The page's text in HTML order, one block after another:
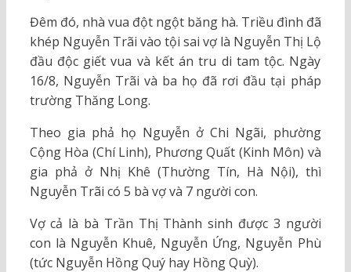
Đêm đó, nhà vua đột ngột băng hà. Triều đình đã
khép Nguyễn Trãi vào tội sai vợ là Nguyễn Thị Lộ
đầu độc giết vua và kết án tru di tam tộc. Ngày
16/8, Nguyễn Trãi và ba họ đã rơi đầu tại pháp
trường Thăng Long.
Theo gia phả họ Nguyễn ở Chi Ngãi, phường
Cộng Hòa (Chí Linh), Phương Quất (Kinh Môn) và
gia phả ở Nhị Khê (Thường Tín, Hà Nội), thì
Nguyễn Trãi có 5 bà vợ và 7 người con.
Vợ cả là bà Trần Thị Thành sinh được 3 người
con là Nguyễn Khuê, Nguyễn Ứng, Nguyễn Phù
(tức Nguyễn Hồng Quý hay Hồng Quỳ).